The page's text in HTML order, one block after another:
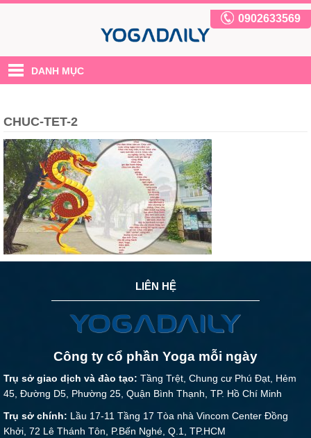
0902633569
DANH MỤC
CHUC-TET-2
LIÊN HỆ
Công ty cổ phần Yoga mỗi ngày
Trụ sở giao dịch và đào tạo: Tầng Trệt, Chung cư Phú Đạt, Hẻm
45, Đường D5, Phường 25, Quận Bình Thạnh, TP. Hồ Chí Minh
Trụ sở chính: Lầu 17-11 Tầng 17 Tòa nhà Vincom Center Đồng
Khởi, 72 Lê Thánh Tôn, P.Bến Nghé, Q.1, TP.HCM